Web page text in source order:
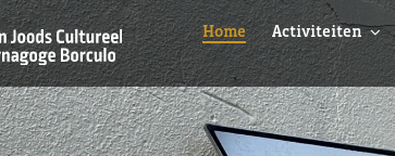
Home Activiteiten